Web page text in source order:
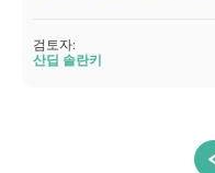
검토자:
산딥 솔란키